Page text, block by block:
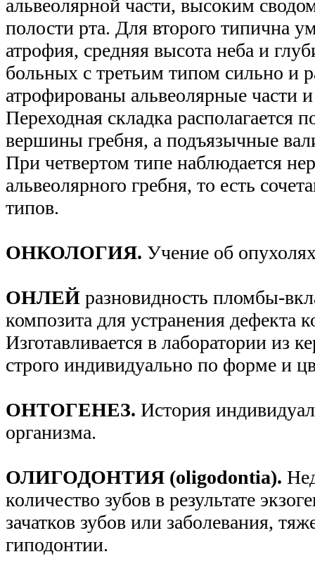
альвеолярной части, высоким
полости рта. Для второго типична
атрофия, средняя высота неба и
больных с третьим типом сильно и
атрофированы альвеолярные части
Переходная складка располагается
вершины гребня, а подъязычные
При четвертом типе наблюдается
альвеолярного гребня, то есть
типов.
ОНКОЛОГИЯ. Учение об
ОНЛЕЙ разновидность пломбы-
композита для устранения дефекта
Изготавливается в лаборатории из
строго индивидуально по форме и
ОНТОГЕНЕЗ. История
организма.
ОЛИГОДОНТИЯ (oligodontia).
количество зубов в результате
зачатков зубов или заболевания,
гиподонтии.